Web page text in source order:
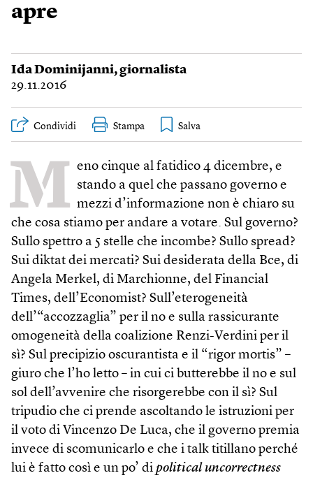
apre
Ida Dominijanni, giornalista
29.11.2016
Condividi Stampa
M eno cinque al fatidico 4 dicembre, e
stando a quel che passano governo e
mezzi d’informazione non è chiaro su
che cosa stiamo per andare a votare. Sul governo?
Sullo spettro a 5 stelle che incombe? Sullo spread?
Sui diktat dei mercati? Sui desiderata della Bce, di
Angela Merkel, di Marchionne, del Financial
Times, dell’Economist? Sull’eterogeneità
dell’“accozzaglia” per il no e sulla rassicurante
omogeneità della coalizione Renzi-Verdini per il
sì? Sul precipizio oscurantista e il “rigor mortis” –
giuro che l’ho letto – in cui ci butterebbe il no e sul
sol dell’avvenire che risorgerebbe con il sì? Sul
tripudio che ci prende ascoltando le istruzioni per
il voto di Vincenzo De Luca, che il governo premia
invece di scomunicarlo e che i talk titillano perché
lui è fatto così e un po’ di political uncorrectness